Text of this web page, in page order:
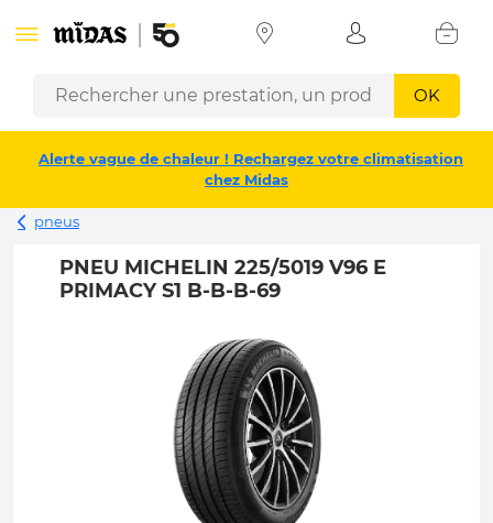
OK
Alerte vague de chaleur ! Rechargez votre climatisation
chez Midas
pneus
PNEU MICHELIN 225/5019 V96 E
PRIMACY S1 B-B-B-69